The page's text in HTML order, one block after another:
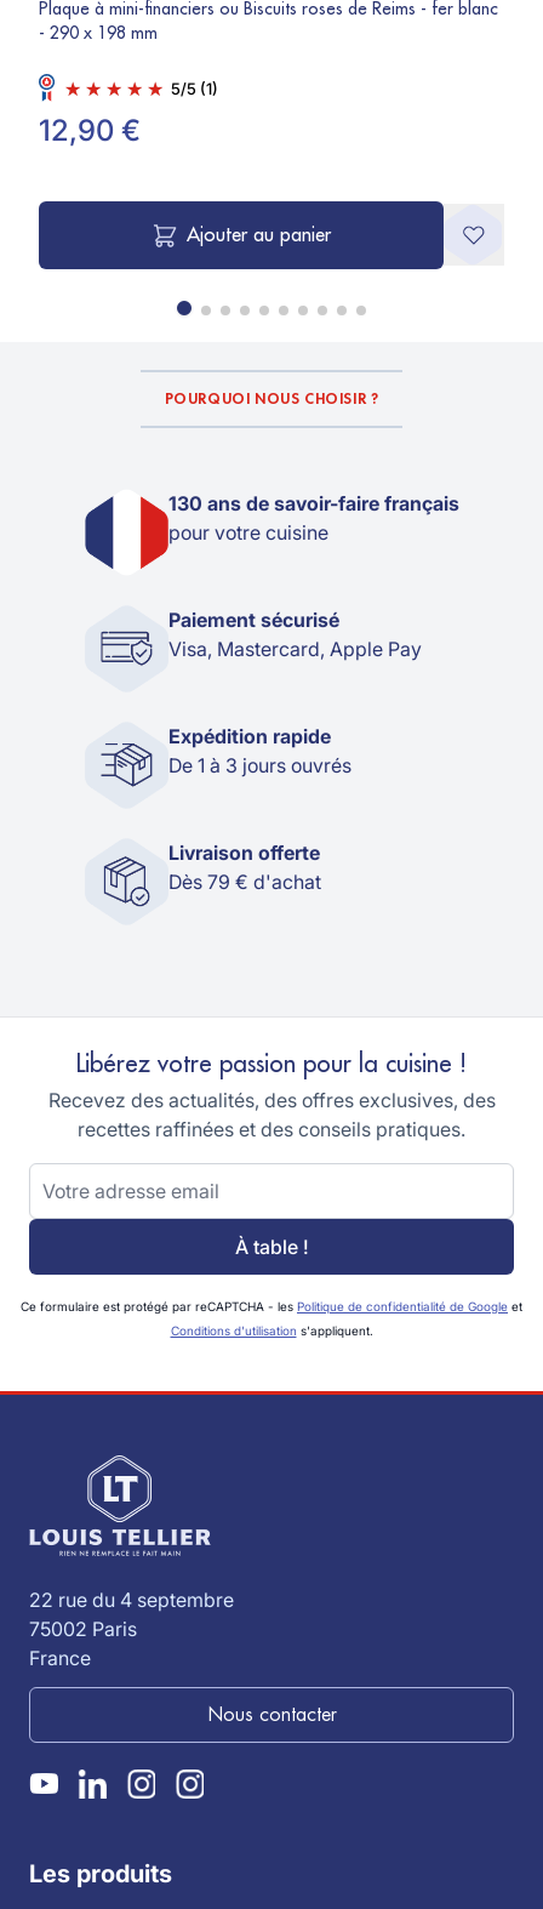
Plaque à mini-financiers ou Biscuits roses de Reims - fer blanc
- 290 x 198 mm
5/5 (1)
12,90 €
Ajouter au panier
POURQUOI NOUS CHOISIR ?
130 ans de savoir-faire français
pour votre cuisine
Paiement sécurisé
Visa, Mastercard, Apple Pay
Expédition rapide
De 1 à 3 jours ouvrés
Livraison offerte
Dès 79 € d'achat
Libérez votre passion pour la cuisine !
Recevez des actualités, des offres exclusives, des
recettes raffinées et des conseils pratiques.
À table !
Ce formulaire est protégé par reCAPTCHA - les Politique de confidentialité de Google et
Conditions d'utilisation s'appliquent.
22 rue du 4 septembre
75002 Paris
France
Nous contacter
Les produits